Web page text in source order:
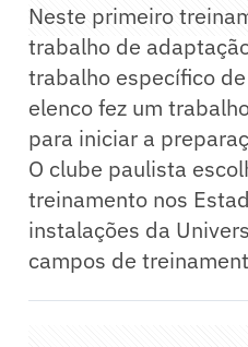
Neste primeiro
trabalho de
trabalho específico
elenco fez um
para iniciar a
O clube paulista
treinamento nos
instalações da
campos de